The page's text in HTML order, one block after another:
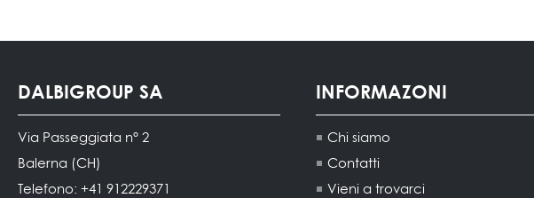
DALBIGROUP SA
Via Passeggiata n° 2
Balerna (CH)
Telefono: +41 912229371
INFORMAZONI
Chi siamo
Contatti
Vieni a trovarci